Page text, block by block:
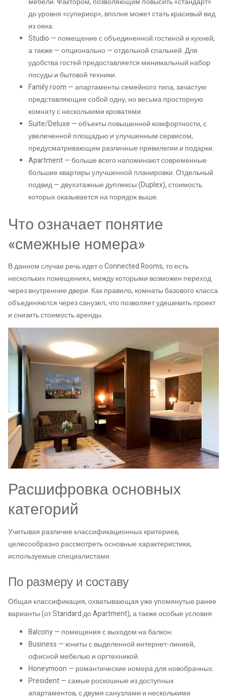
до уровня «супериор», вполне может стать красивый вид
из окна.
Studio — помещение с объединенной гостиной и кухней,
а также — опционально — отдельной спальней. Для
удобства гостей предоставляется минимальный набор
посуды и бытовой техники.
Family room — апартаменты семейного типа, зачастую
представляющие собой одну, но весьма просторную
комнату с несколькими кроватями.
Suite/Deluxe — объекты повышенной комфортности, с
увеличенной площадью и улучшенным сервисом,
предусматривающим различные привилегии и подарки.
Apartment — больше всего напоминают современные
большие квартиры улучшенной планировки. Отдельный
подвид — двухэтажные дуплексы (Duplex), стоимость
которых оказывается на порядок выше.
Что означает понятие
«смежные номера»
В данном случае речь идет о Connected Rooms, то есть
нескольких помещениях, между которыми возможен переход
через внутренние двери. Как правило, комнаты базового класса
объединяются через санузел, что позволяет удешевить проект
и снизить стоимость аренды.
Расшифровка основных
категорий
Учитывая различие классификационных критериев,
целесообразно рассмотреть основные характеристики,
используемые специалистами.
По размеру и составу
Общая классификация, охватывающая уже упомянутые ранее
варианты (от Standard до Apartment), а также особые условия:
Balcony — помещения с выходом на балкон.
Business — юниты с выделенной интернет-линией,
офисной мебелью и оргтехникой.
Honeymoon — романтические номера для новобрачных.
President — самые роскошные из доступных
апартаментов, с двумя санузлами и несколькими